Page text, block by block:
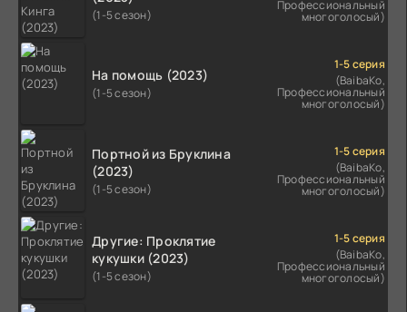
(1-5 сезон)
Профессиональный
многоголосый)
На помощь (2023)
(1-5 сезон)
1-5 серия
(BaibaKo,
Профессиональный
многоголосый)
Портной из Бруклина
(2023)
(1-5 сезон)
1-5 серия
(BaibaKo,
Профессиональный
многоголосый)
Другие: Проклятие
кукушки (2023)
(1-5 сезон)
1-5 серия
(BaibaKo,
Профессиональный
многоголосый)